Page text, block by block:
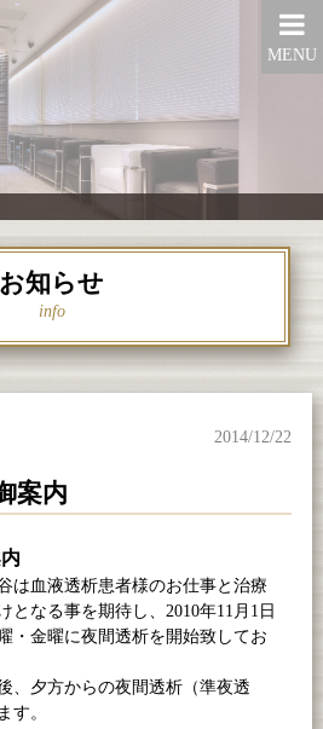
MENU
お知らせ
info
案内
2014/12/22
は血液透析患者様のお仕事と治療
となる事を期待し、2010年11月1日
・金曜に夜間透析を開始致してお
、夕方からの夜間透析（準夜透
す。